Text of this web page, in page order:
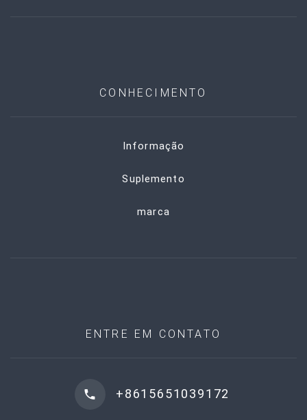
CONHECIMENTO
Informação
Suplemento
marca
ENTRE EM CONTATO
+8615651039172